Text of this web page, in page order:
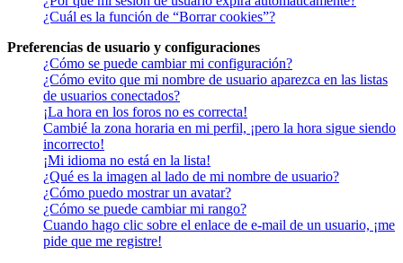
¿Cuál es la función de “Borrar cookies”?
Preferencias de usuario y configuraciones
¿Cómo se puede cambiar mi configuración?
¿Cómo evito que mi nombre de usuario aparezca en las listas
de usuarios conectados?
¡La hora en los foros no es correcta!
Cambié la zona horaria en mi perfil, ¡pero la hora sigue siendo
incorrecto!
¡Mi idioma no está en la lista!
¿Qué es la imagen al lado de mi nombre de usuario?
¿Cómo puedo mostrar un avatar?
¿Cómo se puede cambiar mi rango?
Cuando hago clic sobre el enlace de e-mail de un usuario, ¡me
pide que me registre!